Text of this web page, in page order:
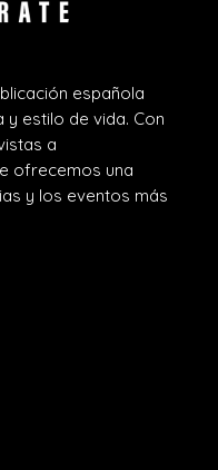
española
estilo de vida. Con
a
ofrecemos una
y los eventos más